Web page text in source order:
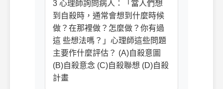
3 心理師詢問病人：「當人們想
到自殺時，通常會想到什麼時候
做？在那裡做？怎麼做？你有過
這 些想法嗎？」心理師這些問題
主要作什麼評估？ (A)自殺意圖
(B)自殺意念 (C)自殺聯想 (D)自殺
計畫